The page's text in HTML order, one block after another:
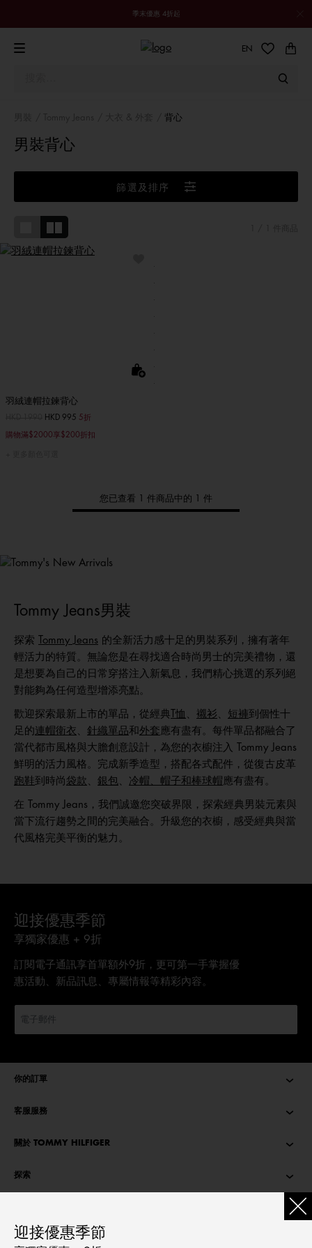
季末優惠 4折起
EN
背心
男裝背心
篩選及排序
羽絨連帽拉鍊背心
至HKD 995 5折
購物滿$2000享$200折扣
您已查看 1 件商品中的 1 件
Tommy Jeans男裝
探索 Tommy Jeans 的全新活力感十足的男裝系列，擁有著年
輕活力的特質。無論您是在尋找適合時尚男士的完美禮物，還
是想要為自己的日常穿搭注入新氣息，我們精心挑選的系列絕
對能夠為任何造型增添亮點。
歡迎探索最新上市的單品，從經典 T恤 、 襯衫 、 短褲 到個性十
足的連帽衛衣 、 針織單品和 外套 應有盡有。每件單品都融合了
當代都市風格與大膽創意設計，為您的衣櫥注入 Tommy Jeans
鮮明的活力風格。完成新季造型，搭配各式配件，從復古皮革
跑鞋到時尚 袋款 、 銀包、 冷帽、帽子和棒球帽 應有盡有。
在 Tommy Jeans，我們誠邀您突破界限，探索經典男裝元素與
當下流行趨勢之間的完美融合。升級您的衣櫥，感受經典與當
代風格完美平衡的魅力。
迎接優惠季節
享獨家優惠 + 9折
訂閱電子通訊享首單額外9折，更可第一手掌握優
惠活動、新品訊息、專屬情報等精彩內容。
你的訂單
客服服務
關於 TOMMY HILFIGER
探索
語言
迎接優惠季節